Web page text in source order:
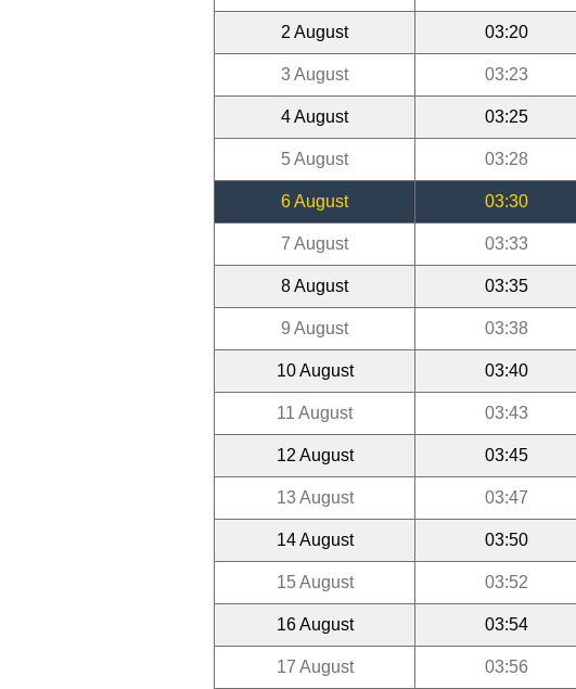
2 August 03:20
3 August 03:23
4 August 03:25
5 August 03:28
6 August 03:30
7 August 03:33
8 August 03:35
9 August 03:38
10 August 03:40
11 August 03:43
12 August 03:45
13 August 03:47
14 August 03:50
15 August 03:52
16 August 03:54
17 August 03:56